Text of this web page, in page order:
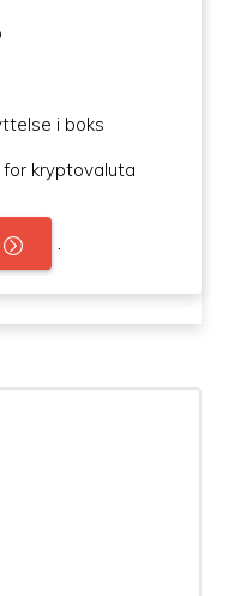
i boks
kryptovaluta